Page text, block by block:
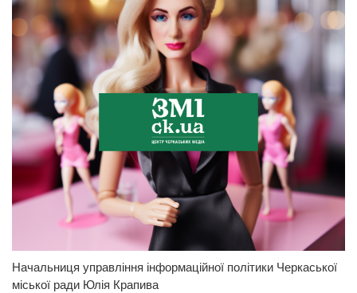
Начальниця управління інформаційної політики Черкаської
міської ради Юлія Крапива